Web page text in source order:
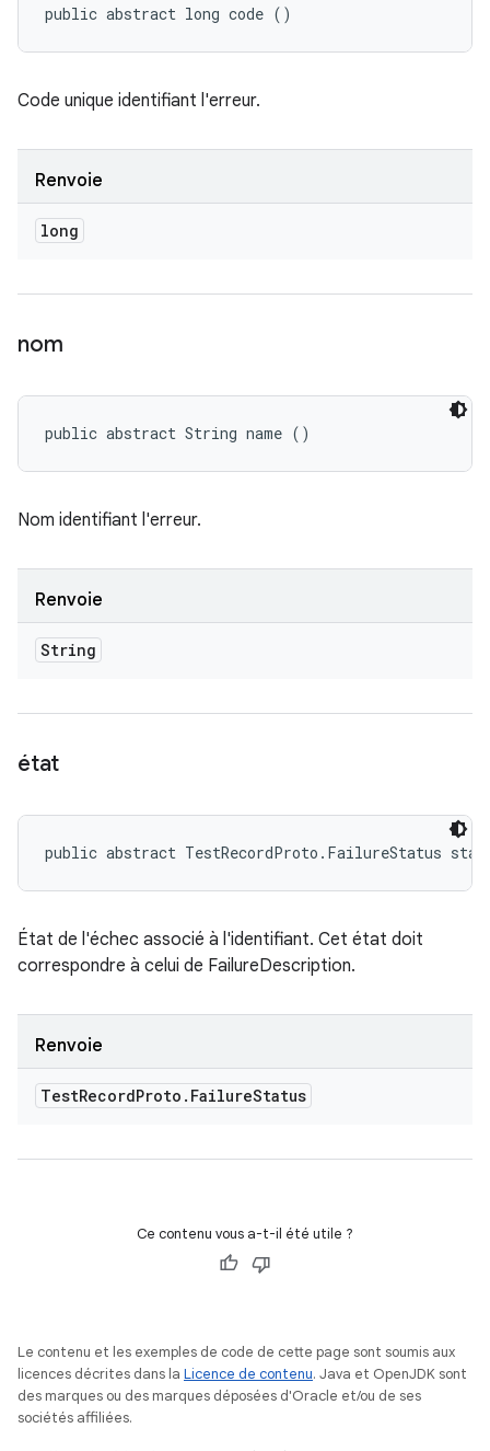
public abstract long code ()
Code unique identifiant l'erreur.
Renvoie
long
nom
public abstract String name ()
Nom identifiant l'erreur.
Renvoie
String
état
public abstract TestRecordProto.FailureStatus
État de l'échec associé à l'identifiant. Cet état doit
correspondre à celui de FailureDescription.
Renvoie
TestRecordProto . FailureStatus
Ce contenu vous a-t-il été utile ?
Le contenu et les exemples de code de cette page sont soumis aux
licences décrites dans la Licence de contenu. Java et OpenJDK sont
des marques ou des marques déposées d'Oracle et/ou de ses
sociétés affiliées.